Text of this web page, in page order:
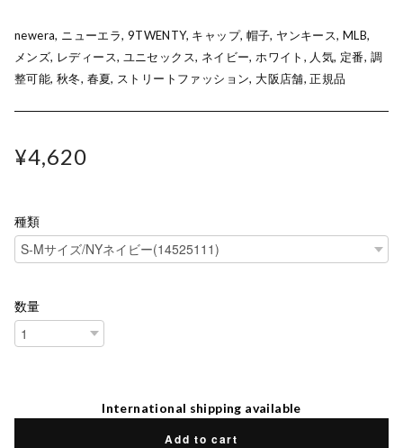
newera, ニューエラ, 9TWENTY, キャップ, 帽子, ヤンキース, MLB,
メンズ, レディース, ユニセックス, ネイビー, ホワイト, 人気, 定番, 調
整可能, 秋冬, 春夏, ストリートファッション, 大阪店舗, 正規品
¥4,620
種類
数量
International shipping available
Add to cart